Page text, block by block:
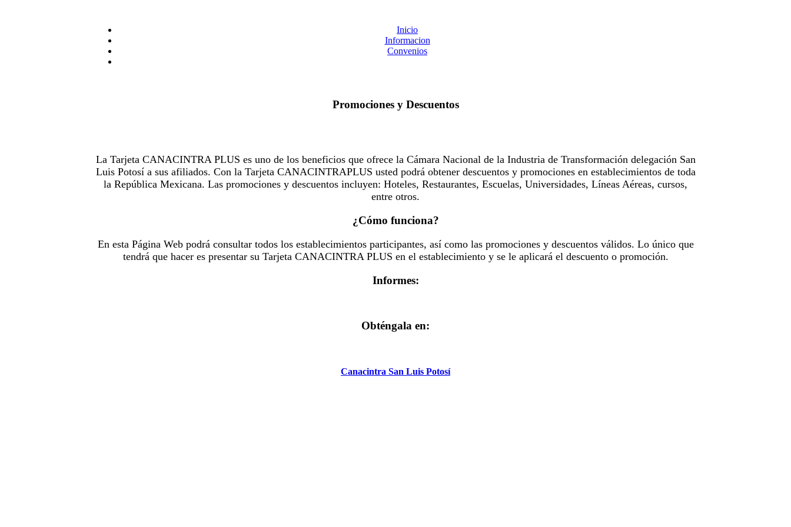
Inicio
Informacion
Convenios
Promociones y Descuentos
La Tarjeta CANACINTRA PLUS es uno de los beneficios que ofrece la Cámara Nacional de la Industria de Transformación delegación San
Luis Potosí a sus afiliados. Con la Tarjeta CANACINTRAPLUS usted podrá obtener descuentos y promociones en establecimientos de toda
la República Mexicana. Las promociones y descuentos incluyen: Hoteles, Restaurantes, Escuelas, Universidades, Líneas Aéreas, cursos,
entre otros.
¿Cómo funciona?
En esta Página Web podrá consultar todos los establecimientos participantes, así como las promociones y descuentos válidos. Lo único que
tendrá que hacer es presentar su Tarjeta CANACINTRA PLUS en el establecimiento y se le aplicará el descuento o promoción.
Informes:
Obténgala en:
Canacintra San Luis Potosí